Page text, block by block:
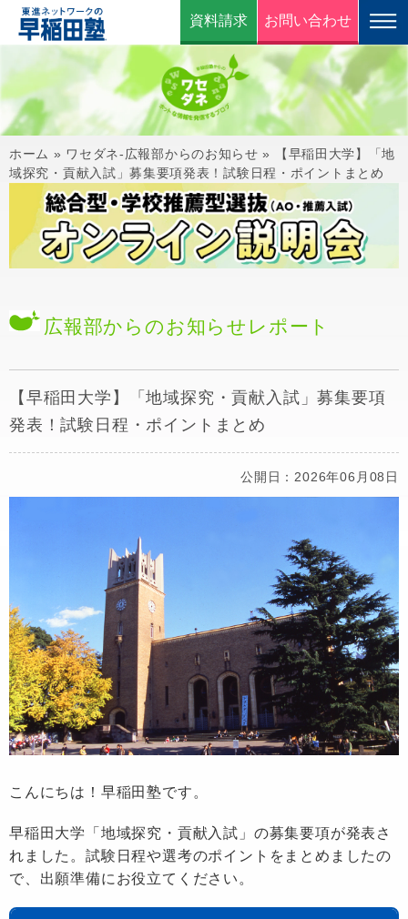
資料請求 お問い合わせ
ホーム » ワセダネ-広報部からのお知らせ »
【早稲田大学】「地
域探究・貢献入試」募集要項発表！試験日程・ポイントまとめ
広報部からのお知らせ レポート
【早稲田大学】「地域探究・貢献入試」募集要項
発表！試験日程・ポイントまとめ
公開日：2026年06月08日
こんにちは！早稲田塾です。
早稲田大学「地域探究・貢献入試」の募集要項が発表さ
れました。試験日程や選考のポイントをまとめましたの
で、出願準備にお役立てください。